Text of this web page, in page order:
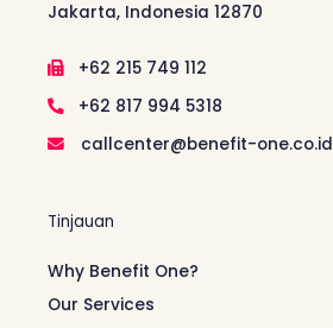
Jakarta, Indonesia 12870
+62 215 749 112
+62 817 994 5318
callcenter@benefit-one.co.id
Tinjauan
Why Benefit One?
Our Services